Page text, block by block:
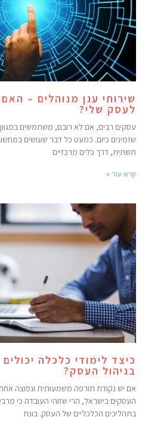
שירותי ענן מנוהלים –
לעסק שלי?
עסקים רבים, אם לא רובם, משתמשים
שזמינים כיום. כמעט כל דבר שעושים
תשתית, דרך כלים מרכזיים
קרא עוד »
כיצד לימודי כלכלה
בניהול העסק?
אם יש נקודת תורפה משמעותית ונפוצה
העסקים בישראל, הרי שזוהי העובדה כי
בתהליכים הכלכליים של העסק. בונת